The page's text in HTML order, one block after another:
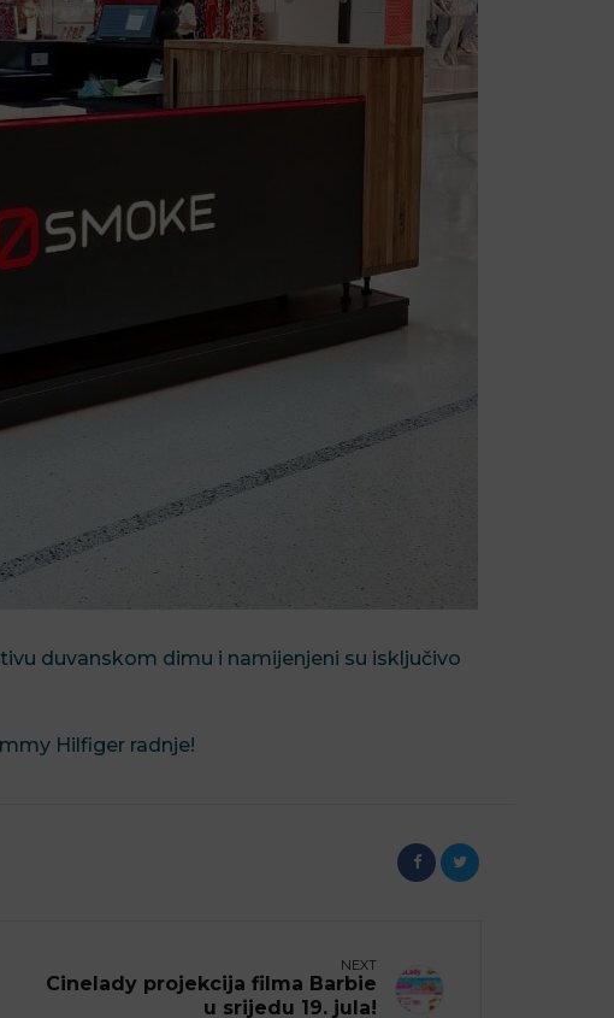
duvanskom dimu i namijenjeni su isključivo
Hilfiger radnje!
NEXT
Cinelady projekcija filma Barbie
u srijedu 19. jula!